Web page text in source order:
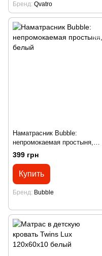
Бренд Qvatro
Наматрасник Bubble:
непромокаемая простыня,
белый
399 грн
Купить
Бренд Bubble